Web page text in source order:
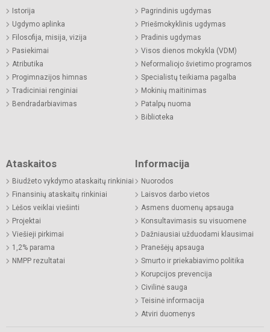
Istorija
Ugdymo aplinka
Filosofija, misija, vizija
Pasiekimai
Atributika
Progimnazijos himnas
Tradiciniai renginiai
Bendradarbiavimas
Pagrindinis ugdymas
Priešmokyklinis ugdymas
Pradinis ugdymas
Visos dienos mokykla (VDM)
Neformaliojo švietimo programos
Specialistų teikiama pagalba
Mokinių maitinimas
Patalpų nuoma
Biblioteka
Ataskaitos
Biudžeto vykdymo ataskaitų rinkiniai
Finansinių ataskaitų rinkiniai
Lėšos veiklai viešinti
Projektai
Viešieji pirkimai
1,2% parama
NMPP rezultatai
Informacija
Nuorodos
Laisvos darbo vietos
Asmens duomenų apsauga
Konsultavimasis su visuomene
Dažniausiai užduodami klausimai
Pranešėjų apsauga
Smurto ir priekabiavimo politika
Korupcijos prevencija
Civilinė sauga
Teisinė informacija
Atviri duomenys